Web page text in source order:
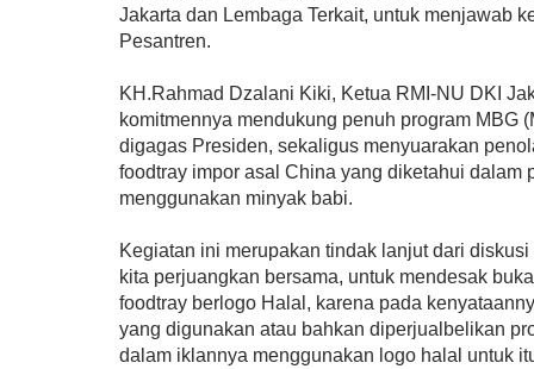
Jakarta dan Lembaga Terkait, untuk menjawab
Pesantren.
KH.Rahmad Dzalani Kiki, Ketua RMI-NU DKI
komitmennya mendukung penuh program MBG
digagas Presiden, sekaligus menyuarakan
foodtray impor asal China yang diketahui dalam
menggunakan minyak babi.
Kegiatan ini merupakan tindak lanjut dari
kita perjuangkan bersama, untuk mendesak
foodtray berlogo Halal, karena pada
yang digunakan atau bahkan diperjualbelikan
dalam iklannya menggunakan logo halal untuk